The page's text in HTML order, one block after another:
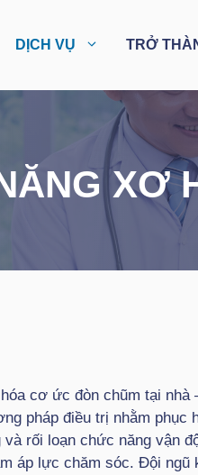
DỊCH VỤ TRỞ
XƠ
cơ ức đòn chũm tại nhà
pháp điều trị nhằm phục
rối loạn chức năng vận
áp lực chăm sóc. Đội ngũ